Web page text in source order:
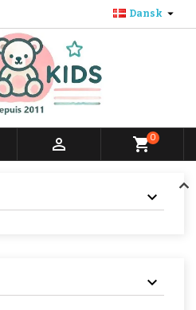
Dansk 
 shopping_cart0